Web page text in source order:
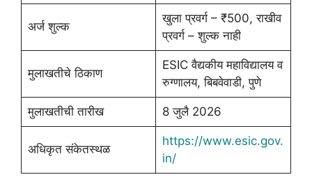
अर्ज शुल्क
खुला प्रवर्ग – ₹500, राखीव
प्रवर्ग – शुल्क नाही
मुलाखतीचे ठिकाण
ESIC वैद्यकीय महाविद्यालय व
रुग्णालय, बिबवेवाडी, पुणे
मुलाखतीची तारीख 8 जुलै 2026
अधिकृत संकेतस्थळ
https://www.esic.gov.
in/